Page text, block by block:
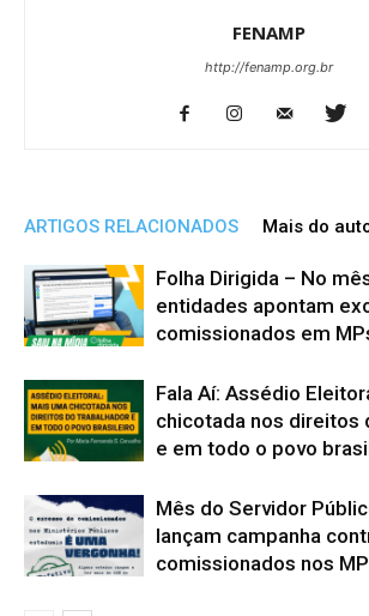
FENAMP
http://fenamp.org.br
ARTIGOS RELACIONADOS Mais do
Folha Dirigida – No
entidades apontam
comissionados em
Fala Aí: Assédio
chicotada nos direitos
e em todo o povo
Mês do Servidor
lançam campanha
comissionados nos